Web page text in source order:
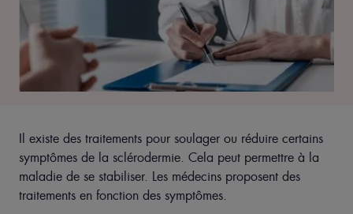
Il existe des traitements pour soulager ou réduire certains
symptômes de la sclérodermie. Cela peut permettre à la
maladie de se stabiliser. Les médecins proposent des
traitements en fonction des symptômes.